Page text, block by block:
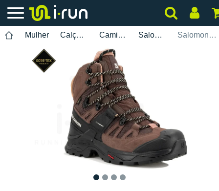
Mulher Calçados Caminhada Salomon Salomon Quest 4 Gore-Tex W